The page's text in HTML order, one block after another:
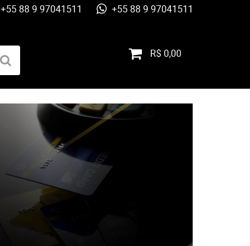
+55 88 9 97041511 +55 88 9 97041511
R$ 0,00